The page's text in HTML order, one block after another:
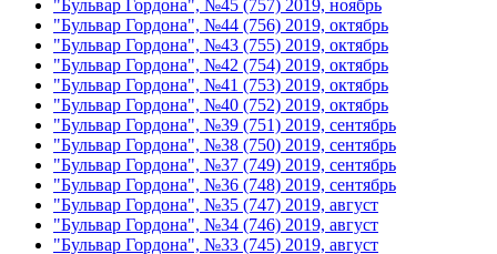
"Бульвар Гордона", №45 (757) 2019, ноябрь
"Бульвар Гордона", №44 (756) 2019, октябрь
"Бульвар Гордона", №43 (755) 2019, октябрь
"Бульвар Гордона", №42 (754) 2019, октябрь
"Бульвар Гордона", №41 (753) 2019, октябрь
"Бульвар Гордона", №40 (752) 2019, октябрь
"Бульвар Гордона", №39 (751) 2019, сентябрь
"Бульвар Гордона", №38 (750) 2019, сентябрь
"Бульвар Гордона", №37 (749) 2019, сентябрь
"Бульвар Гордона", №36 (748) 2019, сентябрь
"Бульвар Гордона", №35 (747) 2019, август
"Бульвар Гордона", №34 (746) 2019, август
"Бульвар Гордона", №33 (745) 2019, август